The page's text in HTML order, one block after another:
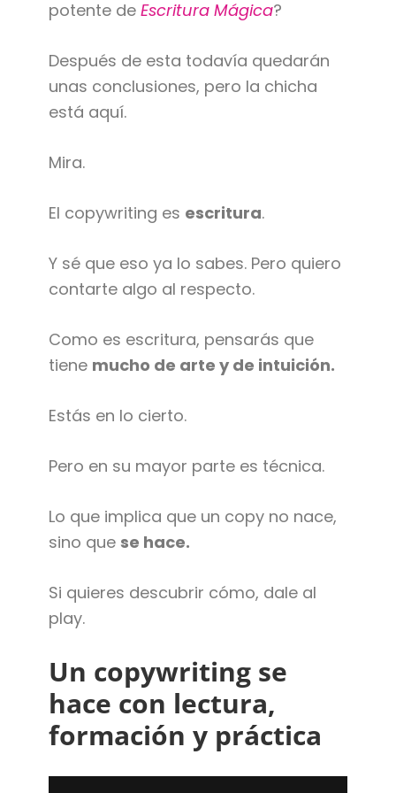
potente de Escritura Mágica?
Después de esta todavía quedarán
unas conclusiones, pero la chicha
está aquí.
Mira.
El copywriting es escritura.
Y sé que eso ya lo sabes. Pero quiero
contarte algo al respecto.
Como es escritura, pensarás que
tiene mucho de arte y de intuición.
Estás en lo cierto.
Pero en su mayor parte es técnica.
Lo que implica que un copy no nace,
sino que se hace.
Si quieres descubrir cómo, dale al
play.
Un copywriting se
hace con lectura,
formación y práctica